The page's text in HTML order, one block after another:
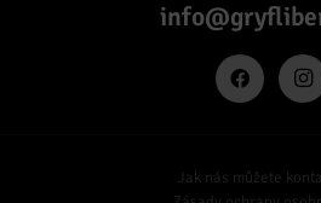
Jak nás můžete